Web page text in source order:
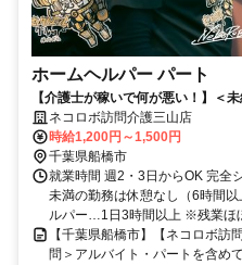
ホームヘルパー パート
【介護士が稼いで何が悪い！】＜
パートを含めて、業界トップクラ
ら！（週1日～・1日3時間～OK）
ネコロボ訪問介護三山店
時給1,200円～1,500円
千葉県船橋市
就業時間 週2・3日からOK 完全
未満の勤務は休憩なし（6時間
ルパー…1日3時間以上 ※残業ほ
【千葉県船橋市】【ネコロボ訪
問＞アルバイト・パートを含め